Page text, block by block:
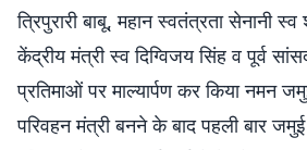
त्रिपुरारी बाबू, महान स्वतंत्रता सेनानी स्व
केंद्रीय मंत्री स्व दिग्विजय सिंह व पूर्व
प्रतिमाओं पर माल्यार्पण कर किया नमन
परिवहन मंत्री बनने के बाद पहली बार